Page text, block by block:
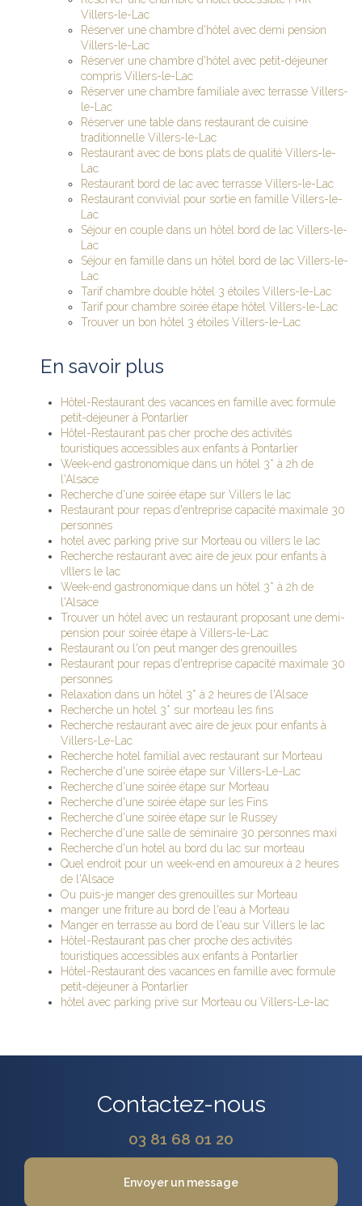
Villers-le-Lac
Réserver une chambre d'hôtel avec demi pension
Villers-le-Lac
Réserver une chambre d'hôtel avec petit-déjeuner
compris Villers-le-Lac
Réserver une chambre familiale avec terrasse Villers-
le-Lac
Réserver une table dans restaurant de cuisine
traditionnelle Villers-le-Lac
Restaurant avec de bons plats de qualité Villers-le-
Lac
Restaurant bord de lac avec terrasse Villers-le-Lac
Restaurant convivial pour sortie en famille Villers-le-
Lac
Séjour en couple dans un hôtel bord de lac Villers-le-
Lac
Séjour en famille dans un hôtel bord de lac Villers-le-
Lac
Tarif chambre double hôtel 3 étoiles Villers-le-Lac
Tarif pour chambre soirée étape hôtel Villers-le-Lac
Trouver un bon hôtel 3 étoiles Villers-le-Lac
En savoir plus
Hôtel-Restaurant des vacances en famille avec formule
petit-déjeuner à Pontarlier
Hôtel-Restaurant pas cher proche des activités
touristiques accessibles aux enfants à Pontarlier
Week-end gastronomique dans un hôtel 3* à 2h de
l'Alsace
Recherche d'une soirée étape sur Villers le lac
Restaurant pour repas d'entreprise capacité maximale 30
personnes
hotel avec parking prive sur Morteau ou villers le lac
Recherche restaurant avec aire de jeux pour enfants à
vIllers le lac
Week-end gastronomique dans un hôtel 3* à 2h de
l'Alsace
Trouver un hôtel avec un restaurant proposant une demi-
pension pour soirée étape à Villers-le-Lac
Restaurant ou l'on peut manger des grenouilles
Restaurant pour repas d'entreprise capacité maximale 30
personnes
Relaxation dans un hôtel 3* à 2 heures de l'Alsace
Recherche un hotel 3* sur morteau les fins
Recherche restaurant avec aire de jeux pour enfants à
Villers-Le-Lac
Recherche hotel familial avec restaurant sur Morteau
Recherche d'une soirée étape sur Villers-Le-Lac
Recherche d'une soirée étape sur Morteau
Recherche d'une soirée étape sur les Fins
Recherche d'une soirée étape sur le Russey
Recherche d'une salle de séminaire 30 personnes maxi
Recherche d'un hotel au bord du lac sur morteau
Quel endroit pour un week-end en amoureux à 2 heures
de l'Alsace
Ou puis-je manger des grenouilles sur Morteau
manger une friture au bord de l'eau à Morteau
Manger en terrasse au bord de l'eau sur Villers le lac
Hôtel-Restaurant pas cher proche des activités
touristiques accessibles aux enfants à Pontarlier
Hôtel-Restaurant des vacances en famille avec formule
petit-déjeuner à Pontarlier
hôtel avec parking prive sur Morteau ou Villers-Le-lac
Contactez-nous
03 81 68 01 20
Envoyer un message